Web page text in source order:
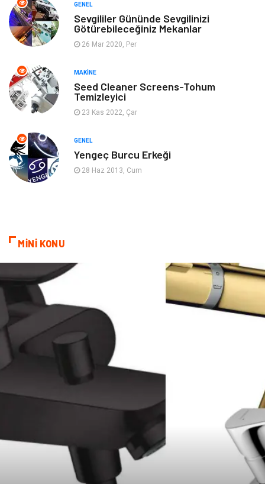
Anne & Çocuk Genel Kültür
Ev İşleri
Gençlik & Eğlence
Mobilya
Evlilik Rehberi
Astroloji Keyfinizi Kaçırmayın
Sigorta
Yazı Tahtaları
GENEL
Sevgililer Gününde Sevgilinizi
Götürebileceğiniz Mekanlar
26 Mar 2020, Per
MAKINE
Seed Cleaner Screens-Tohum
Temizleyici
23 Kas 2022, Çar
GENEL
Yengeç Burcu Erkeği
28 Haz 2013, Cum
MİNİ KONU